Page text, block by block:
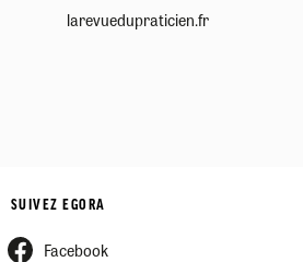
larevuedupraticien.fr
SUIVEZ EGORA
Facebook